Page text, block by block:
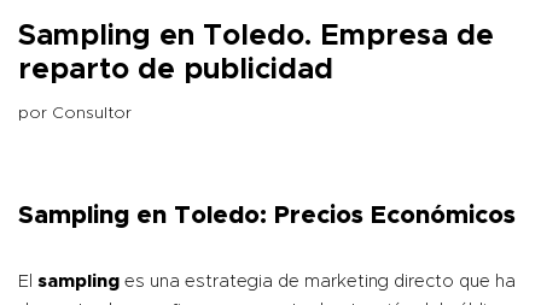
Sampling en Toledo. Empresa de
reparto de publicidad
por Consultor
Sampling en Toledo: Precios Económicos
El sampling es una estrategia de marketing directo que ha